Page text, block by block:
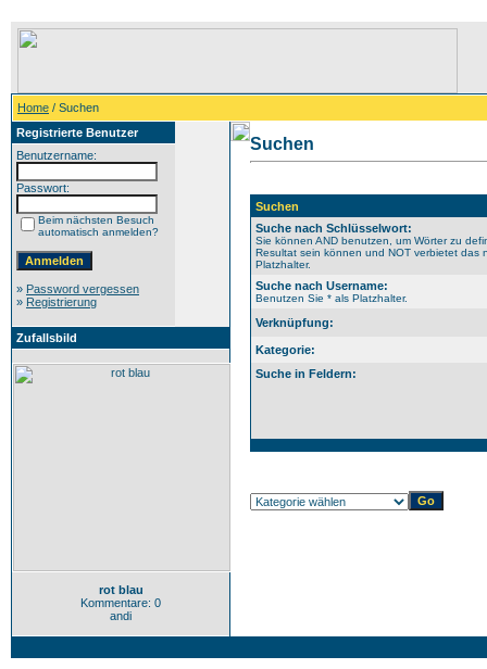
Home / Suchen
Registrierte Benutzer
Benutzername:
Passwort:
Beim nächsten Besuch
automatisch anmelden?
» Password vergessen
» Registrierung
Zufallsbild
rot blau
Kommentare: 0
andi
Suchen
Suchen
Suche nach Schlüsselwort:
Sie können AND benutzen, um Wörter zu
Resultat sein können und NOT verbietet das
Platzhalter.
Suche nach Username:
Benutzen Sie * als Platzhalter.
Verknüpfung:
Kategorie:
Suche in Feldern: